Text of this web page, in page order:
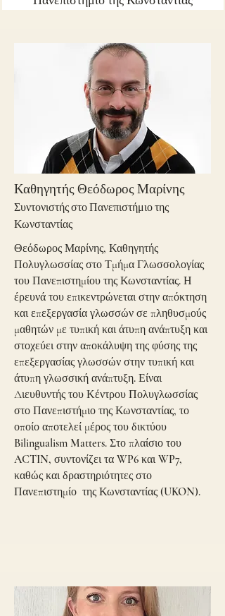
Καθηγητής Θεόδωρος Μαρίνης
Συντονιστής στο Πανεπιστήμιο της
Κωνσταντίας
Θεόδωρος Μαρίνης, Καθηγητής
Πολυγλωσσίας στο Τμήμα Γλωσσολογίας
του Πανεπιστημίου της Κωνσταντίας. Η
έρευνά του επικεντρώνεται στην απόκτηση
και επεξεργασία γλωσσών σε πληθυσμούς
μαθητών με τυπική και άτυπη ανάπτυξη και
στοχεύει στην αποκάλυψη της φύσης της
επεξεργασίας γλωσσών στην τυπική και
άτυπη γλωσσική ανάπτυξη. Είναι
Διευθυντής του Κέντρου Πολυγλωσσίας
στο Πανεπιστήμιο της Κωνσταντίας, το
οποίο αποτελεί μέρος του δικτύου
Bilingualism Matters. Στο πλαίσιο του
ACTIN, συντονίζει τα WP6 και WP7,
καθώς και δραστηριότητες στο
Πανεπιστημίο της Κωνσταντίας (UKON).